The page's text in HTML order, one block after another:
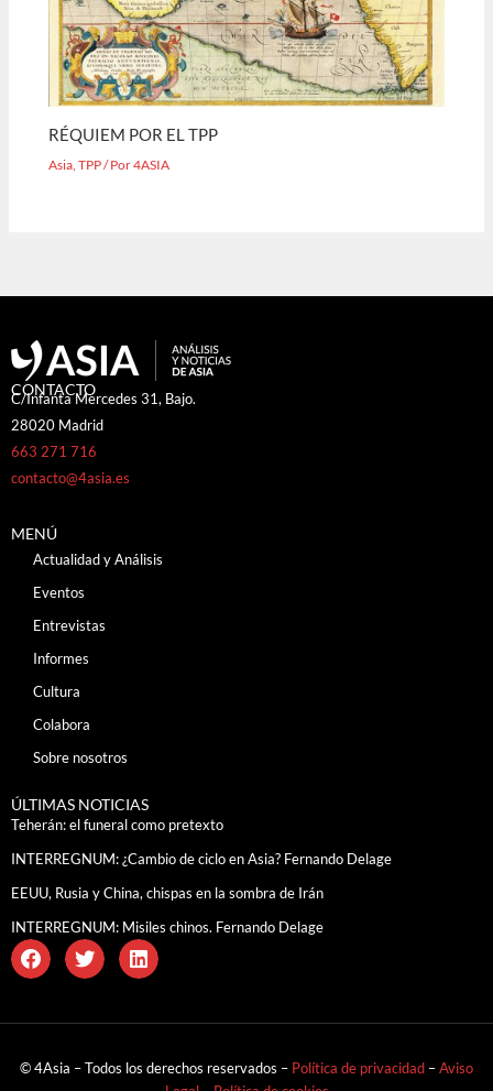
RÉQUIEM POR EL TPP
Asia,TPP/ Por4ASIA
CONTACTO
C/Infanta Mercedes 31, Bajo.
28020 Madrid
663 271 716
contacto@4asia.es
MENÚ
Actualidad y Análisis
Eventos
Entrevistas
Informes
Cultura
Colabora
Sobre nosotros
ÚLTIMAS NOTICIAS
Teherán: el funeral como pretexto
INTERREGNUM: ¿Cambio de ciclo en Asia? Fernando Delage
EEUU, Rusia y China, chispas en la sombra de Irán
INTERREGNUM: Misiles chinos. Fernando Delage
© 4Asia – Todos los derechos reservados – Política de privacidad –Aviso